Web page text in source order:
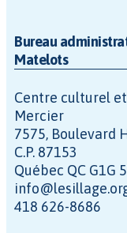
Bureau
Matelots
Centre culturel
Mercier
7575, Boulevard
C.P. 87153
Québec QC G1G
418 626-8686